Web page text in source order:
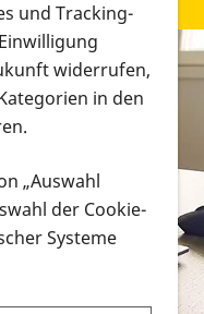
Infonmaterial
und Tracking-
widerrufen,
in den
„Auswahl
der Cookie-
Systeme